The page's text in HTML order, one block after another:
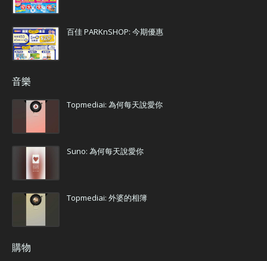
百佳 PARKnSHOP: 今期優惠
音樂
Topmediai: 為何每天說愛你
Suno: 為何每天說愛你
Topmediai: 外婆的相簿
購物